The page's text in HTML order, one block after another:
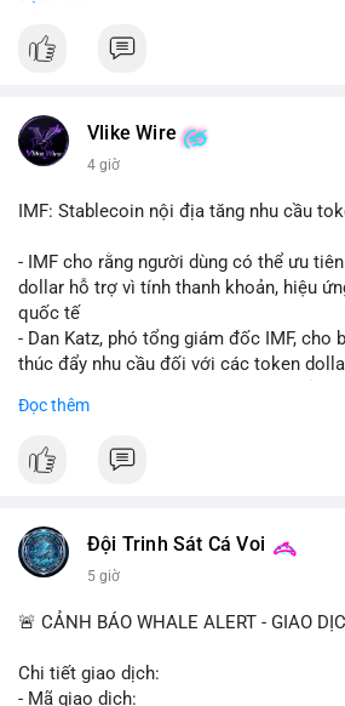
coin được tìm kiếm nhiều nhất. Chủ đề
💬 DÒNG CHẢY TIN TỨC & TRUYỀN
Binance Square tập trung vào lệnh kẹp,
luận về Clearity Act.
💡 NHẬN ĐỊNH & KHUYẾN NGHỊ: Tâm lý
cực do sợ hãi, nhưng xu hướng coin
có thể tạo cơ hội mua sớm. Cần theo
chính sách crypto Mỹ.
Vlike Wire
4 giờ
IMF: Stablecoin nội địa tăng nhu cầu
- IMF cho rằng người dùng có thể ưu
dollar hỗ trợ vì tính thanh khoản, hiệu
quốc tế
- Dan Katz, phó tổng giám đốc IMF, cho
thúc đẩy nhu cầu đối với các token
triển stablecoin nội địa
$btc $eth
📰 Nguồn: Cointelegraph
Đọc thêm
Đội Trinh Sát Cá Voi
5 giờ
🚨 CẢNH BÁO WHALE ALERT - GIAO
Chi tiết giao dịch:
- Mã giao dịch: